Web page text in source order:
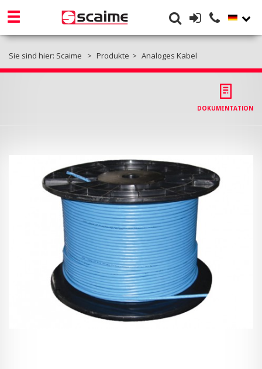
Sie sind hier: Scaime Produkte Analoges Kabel
DOKUMENTATION